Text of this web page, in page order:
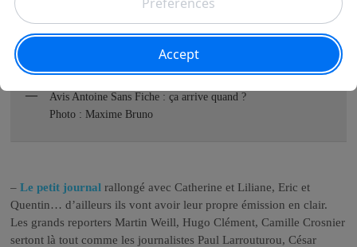
Avis Antoine Sans Fiche : ça arrive quand ?
Photo : Maxime Bruno
–Le petit journal rallongé avec Catherine et Liliane, Eric et
Quentin… d’ailleurs ils vont avoir leur propre émission en clair.
Les grands reporters Martin Weill, Hugo Clément, Camille Crosnier
sertont là tout comme les journalistes Paul Larrouturou, César